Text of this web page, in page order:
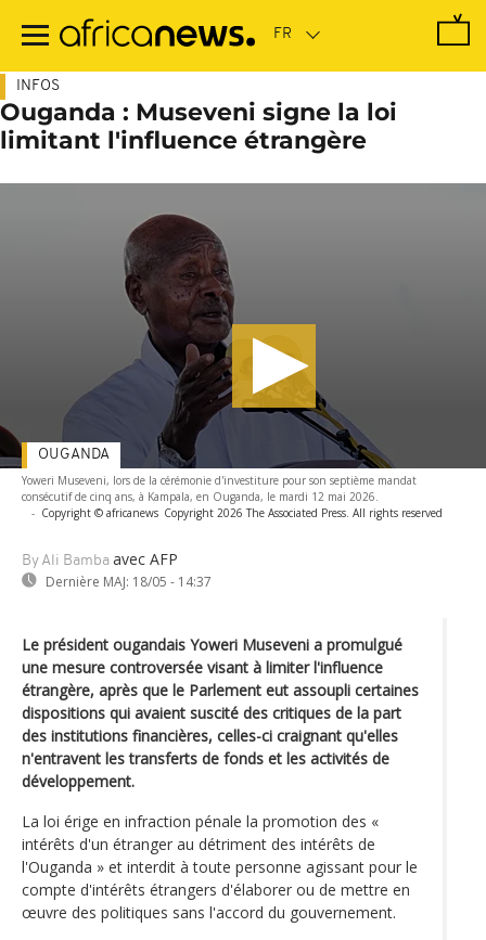
contenu
INFOS
Ouganda : Museveni signe la loi
limitant l'influence étrangère
Yoweri Museveni, lors de la cérémonie d'investiture pour son septième mandat
consécutif de cinq ans, à Kampala, en Ouganda, le mardi 12 mai 2026.
- Copyright © africanews Copyright 2026 The Associated Press. All rights reserved
By Ali Bamba avec AFP
Dernière MAJ: 18/05 - 14:37
OUGANDA
Le président ougandais Yoweri Museveni a promulgué
une mesure controversée visant à limiter l'influence
étrangère, après que le Parlement eut assoupli certaines
dispositions qui avaient suscité des critiques de la part
des institutions financières, celles-ci craignant qu'elles
n'entravent les transferts de fonds et les activités de
développement.
La loi érige en infraction pénale la promotion des «
intérêts d'un étranger au détriment des intérêts de
l'Ouganda » et interdit à toute personne agissant pour le
compte d'intérêts étrangers d'élaborer ou de mettre en
œuvre des politiques sans l'accord du gouvernement.